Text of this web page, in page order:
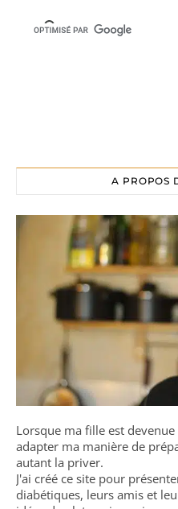
A PROPOS
Lorsque ma fille est
adapter ma manière de
autant la priver.
J'ai créé ce site pour
diabétiques, leurs amis et